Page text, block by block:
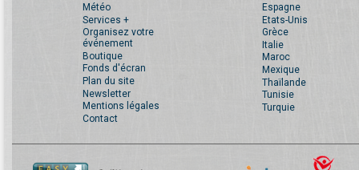
Météo
Services +
Organisez votre
événement
Boutique
Fonds d'écran
Plan du site
Newsletter
Mentions légales
Contact
Espagne
Etats-Unis
Grèce
Italie
Maroc
Mexique
Thaïlande
Tunisie
Turquie